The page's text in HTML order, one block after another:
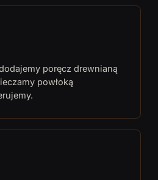
poręcz drewnianą
powłoką